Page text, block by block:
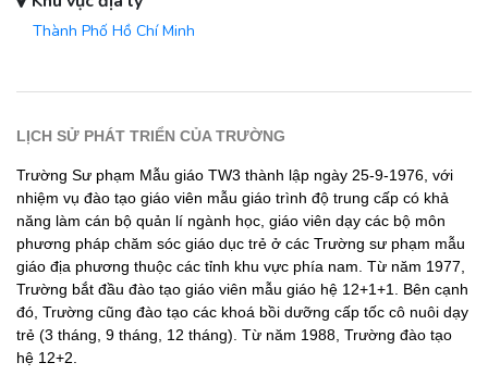
Thành Phố Hồ Chí Minh
LỊCH SỬ PHÁT TRIỂN CỦA TRƯỜNG
Trường Sư phạm Mẫu giáo TW3 thành lập ngày 25-9-1976, với
nhiệm vụ đào tạo giáo viên mẫu giáo trình độ trung cấp có khả
năng làm cán bộ quản lí ngành học, giáo viên dạy các bộ môn
phương pháp chăm sóc giáo dục trẻ ở các Trường sư phạm mẫu
giáo địa phương thuộc các tỉnh khu vực phía nam. Từ năm 1977,
Trường bắt đầu đào tạo giáo viên mẫu giáo hệ 12+1+1. Bên cạnh
đó, Trường cũng đào tạo các khoá bồi dưỡng cấp tốc cô nuôi dạy
trẻ (3 tháng, 9 tháng, 12 tháng). Từ năm 1988, Trường đào tạo
hệ 12+2.